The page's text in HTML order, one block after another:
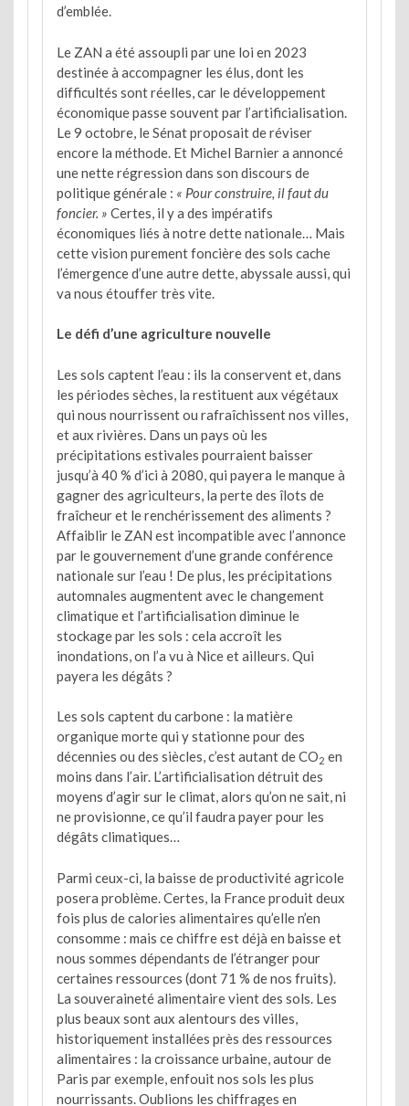
d’emblée.
Le ZAN a été assoupli par une loi en 2023
destinée à accompagner les élus, dont les
difficultés sont réelles, car le développement
économique passe souvent par l’artificialisation.
Le 9 octobre, le Sénat proposait de réviser
encore la méthode. Et Michel Barnier a annoncé
une nette régression dans son discours de
politique générale : « Pour construire, il faut du
foncier. » Certes, il y a des impératifs
économiques liés à notre dette nationale… Mais
cette vision purement foncière des sols cache
l’émergence d’une autre dette, abyssale aussi, qui
va nous étouffer très vite.
Le défi d’une agriculture nouvelle
Les sols captent l’eau : ils la conservent et, dans
les périodes sèches, la restituent aux végétaux
qui nous nourrissent ou rafraîchissent nos villes,
et aux rivières. Dans un pays où les
précipitations estivales pourraient baisser
jusqu’à 40 % d’ici à 2080, qui payera le manque à
gagner des agriculteurs, la perte des îlots de
fraîcheur et le renchérissement des aliments ?
Affaiblir le ZAN est incompatible avec l’annonce
par le gouvernement d’une grande conférence
nationale sur l’eau ! De plus, les précipitations
automnales augmentent avec le changement
climatique et l’artificialisation diminue le
stockage par les sols : cela accroît les
inondations, on l’a vu à Nice et ailleurs. Qui
payera les dégâts ?
Les sols captent du carbone : la matière
organique morte qui y stationne pour des
décennies ou des siècles, c’est autant de CO2 en
moins dans l’air. L’artificialisation détruit des
moyens d’agir sur le climat, alors qu’on ne sait, ni
ne provisionne, ce qu’il faudra payer pour les
dégâts climatiques…
Parmi ceux-ci, la baisse de productivité agricole
posera problème. Certes, la France produit deux
fois plus de calories alimentaires qu’elle n’en
consomme : mais ce chiffre est déjà en baisse et
nous sommes dépendants de l’étranger pour
certaines ressources (dont 71 % de nos fruits).
La souveraineté alimentaire vient des sols. Les
plus beaux sont aux alentours des villes,
historiquement installées près des ressources
alimentaires : la croissance urbaine, autour de
Paris par exemple, enfouit nos sols les plus
nourrissants. Oublions les chiffrages en